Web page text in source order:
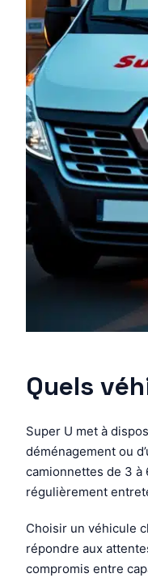
Quels
Super U met à
déménagement ou
camionnettes de 3 à
régulièrement
Choisir un véhicule
répondre aux
compromis entre